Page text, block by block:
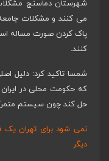
شهرستان دماسنج
می کنند و مشکلات
پاک کردن صورت مساله
کنند.
شمسا تاکید کرد: دلیل
که حکومت محلی در
حل کند چون سیستم
نمی شود برای تهران یک
دیگر